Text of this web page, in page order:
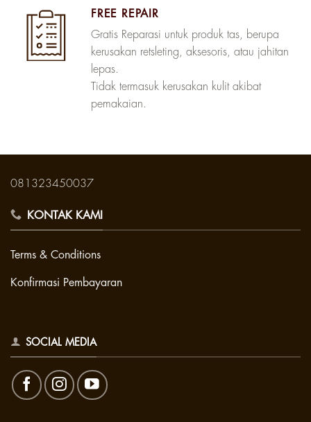
FREE REPAIR
Gratis Reparasi untuk produk tas, berupa
kerusakan retsleting, aksesoris, atau jahitan
lepas.
Tidak termasuk kerusakan kulit akibat
pemakaian.
081323450037
KONTAK KAMI
Terms & Conditions
Konfirmasi Pembayaran
SOCIAL MEDIA